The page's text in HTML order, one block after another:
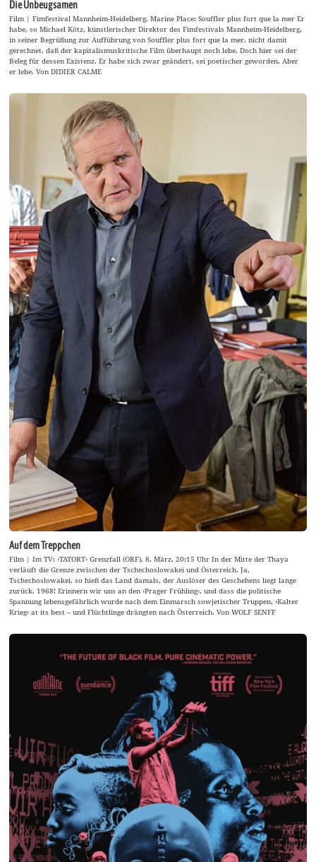
Die Unbeugsamen
Film | Fimfestival Mannheim-Heidelberg. Marine Place: Souffler plus fort que la mer Er
habe, so Michael Kötz, künstlerischer Direktor des Fimfestivals Mannheim-Heidelberg,
in seiner Begrüßung zur Aufführung von Souffler plus fort que la mer, nicht damit
gerechnet, daß der kapitalismuskritische Film überhaupt noch lebe. Doch hier sei der
Beleg für dessen Existenz. Er habe sich zwar geändert, sei poetischer geworden. Aber
er lebe. Von DIDIER CALME
Auf dem Treppchen
Film | Im TV: ›TATORT‹ Grenzfall (ORF), 8. März, 20:15 Uhr In der Mitte der Thaya
verläuft die Grenze zwischen der Tschechoslowakei und Österreich. Ja,
Tschechoslowakei, so hieß das Land damals, der Auslöser des Geschehens liegt lange
zurück, 1968! Erinnern wir uns an den ›Prager Frühling‹, und dass die politische
Spannung lebensgefährlich wurde nach dem Einmarsch sowjetischer Truppen, ›Kalter
Krieg‹ at its best – und Flüchtlinge drängten nach Österreich. Von WOLF SENFF